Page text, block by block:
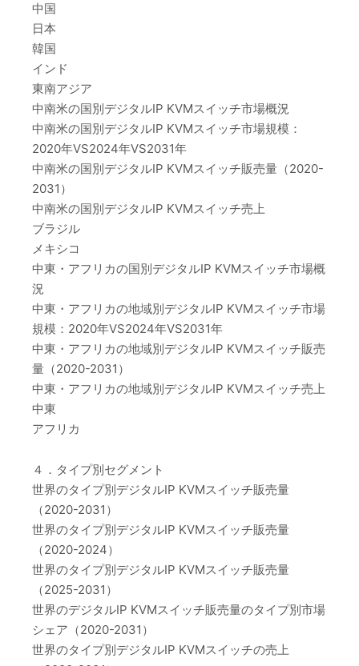
中国
日本
韓国
インド
東南アジア
中南米の国別デジタルIP KVMスイッチ市場概況
中南米の国別デジタルIP KVMスイッチ市場規模：
2020年VS2024年VS2031年
中南米の国別デジタルIP KVMスイッチ販売量（2020-
2031）
中南米の国別デジタルIP KVMスイッチ売上
ブラジル
メキシコ
中東・アフリカの国別デジタルIP KVMスイッチ市場概
況
中東・アフリカの地域別デジタルIP KVMスイッチ市場
規模：2020年VS2024年VS2031年
中東・アフリカの地域別デジタルIP KVMスイッチ販売
量（2020-2031）
中東・アフリカの地域別デジタルIP KVMスイッチ売上
中東
アフリカ
４．タイプ別セグメント
世界のタイプ別デジタルIP KVMスイッチ販売量
（2020-2031）
世界のタイプ別デジタルIP KVMスイッチ販売量
（2020-2024）
世界のタイプ別デジタルIP KVMスイッチ販売量
（2025-2031）
世界のデジタルIP KVMスイッチ販売量のタイプ別市場
シェア（2020-2031）
世界のタイプ別デジタルIP KVMスイッチの売上